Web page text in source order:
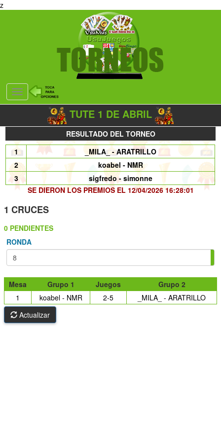
z
Desplegar
navegación
TUTE 1 DE ABRIL
RESULTADO DEL TORNEO
1
_MILA_ - ARATRILLO
2
koabel - NMR
3
sigfredo - simonne
SE DIERON LOS PREMIOS EL 12/04/2026 16:28:01
1 CRUCES
0 PENDIENTES
RONDA
Mesa Grupo 1 Juegos
Grupo 2
1
koabel - NMR 2-5
_MILA_ - ARATRILLO
Actualizar